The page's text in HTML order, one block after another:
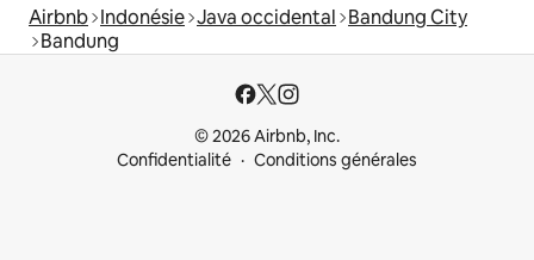
Airbnb Indonésie Java occidental Bandung City
Bandung
© 2026 Airbnb, Inc.
Confidentialité
Conditions générales